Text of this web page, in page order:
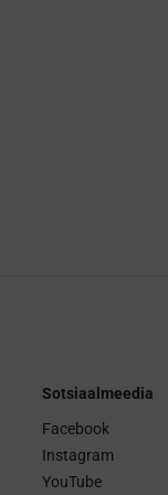
Sotsiaalmeedia
Facebook
Instagram
YouTube